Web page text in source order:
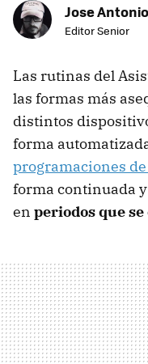
Jose
Editor Senior
Las rutinas del
las formas más
distintos
forma
programaciones
forma continuada
en periodos que